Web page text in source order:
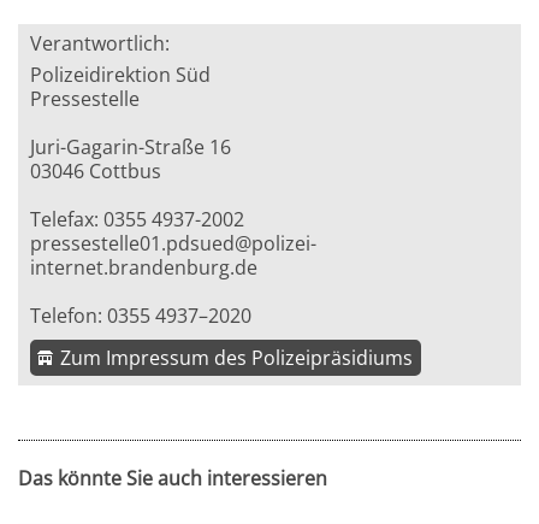
Verantwortlich:
Polizeidirektion Süd
Pressestelle
Juri-Gagarin-Straße 16
03046 Cottbus
Telefax: 0355 4937-2002
pressestelle01.pdsued@polizei-
internet.brandenburg.de
Telefon: 0355 4937–2020
Zum Impressum des Polizeipräsidiums
Das könnte Sie auch interessieren